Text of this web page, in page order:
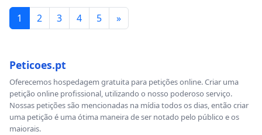
1 2 3 4 5 »
Peticoes.pt
Oferecemos hospedagem gratuita para petições online. Criar uma
petição online profissional, utilizando o nosso poderoso serviço.
Nossas petições são mencionadas na mídia todos os dias, então criar
uma petição é uma ótima maneira de ser notado pelo público e os
maiorais.